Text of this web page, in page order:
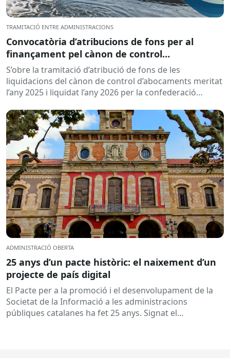
TRAMITACIÓ ENTRE ADMINISTRACIONS
Convocatòria d’atribucions de fons per al
finançament pel cànon de control
d’abocaments meritat l’any 2025 i liquidat l’any
2026
S’obre la tramitació d’atribució de fons de les
liquidacions del cànon de control d’abocaments meritat
l’any 2025 i liquidat l’any 2026 per la confederació
ADMINISTRACIÓ OBERTA
25 anys d’un pacte històric: el naixement d’un
projecte de país digital
El Pacte per a la promoció i el desenvolupament de la
Societat de la Informació a les administracions
públiques catalanes ha fet 25 anys. Signat el...